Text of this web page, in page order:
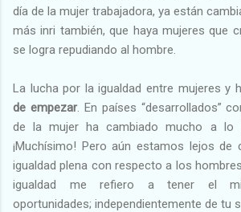
día de la mujer trabajadora, ya están
más inri también, que haya mujeres que
se logra repudiando al hombre.
La lucha por la igualdad entre mujeres y
de empezar. En países “desarrollados”
de la mujer ha cambiado mucho a lo
¡Muchísimo! Pero aún estamos lejos de
igualdad plena con respecto a los
igualdad me refiero a tener el
oportunidades; independientemente de tu